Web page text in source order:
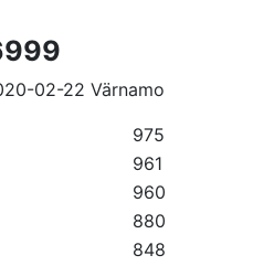
02-22 Värnamo
975
961
960
880
848